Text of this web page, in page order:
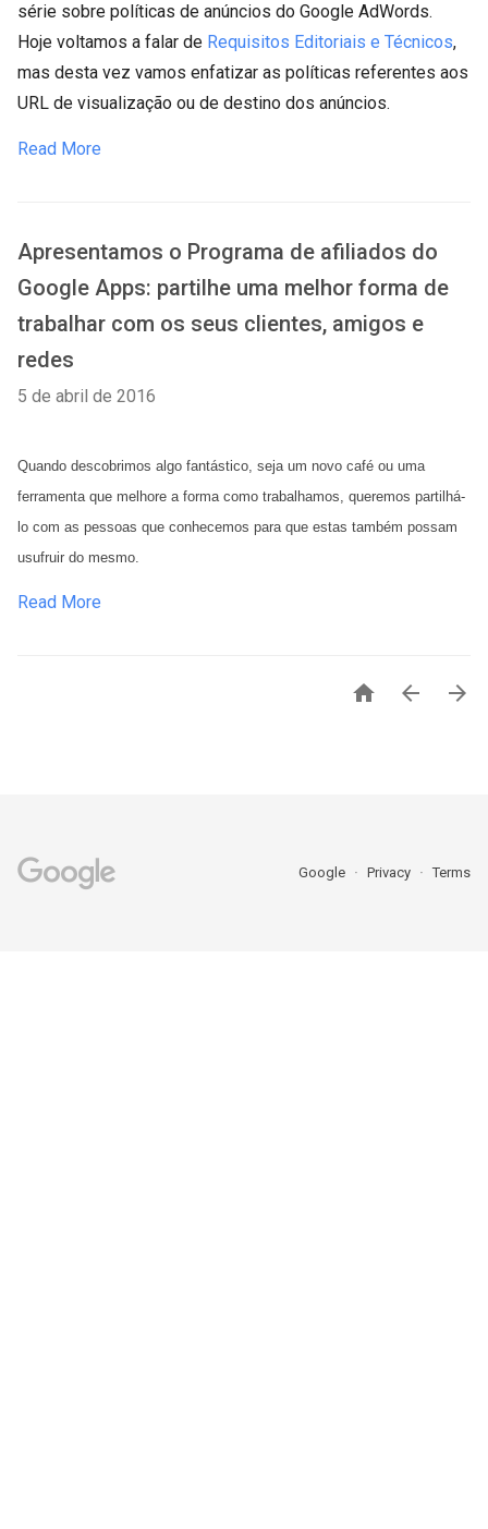
série sobre políticas de anúncios do Google AdWords.
Hoje voltamos a falar de Requisitos Editoriais e Técnicos,
mas desta vez vamos enfatizar as políticas referentes aos
URL de visualização ou de destino dos anúncios.
Read More
Apresentamos o Programa de afiliados do
Google Apps: partilhe uma melhor forma de
trabalhar com os seus clientes, amigos e
redes
5 de abril de 2016
Quando descobrimos algo fantástico, seja um novo café ou uma
ferramenta que melhore a forma como trabalhamos, queremos partilhá-
lo com as pessoas que conhecemos para que estas também possam
usufruir do mesmo.
Read More
  
Google Privacy Terms